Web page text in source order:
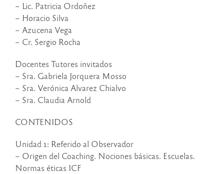
– Lic. Patricia Ordoñez
– Horacio Silva
– Azucena Vega
– Cr. Sergio Rocha
Docentes Tutores invitados
– Sra. Gabriela Jorquera Mosso
– Sra. Verónica Alvarez Chialvo
– Sra. Claudia Arnold
CONTENIDOS
Unidad 1: Referido al Observador
– Origen del Coaching. Nociones básicas. Escuelas.
Normas éticas ICF